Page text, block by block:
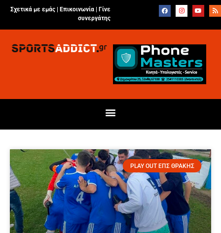
Σχετικά με εμάς | Επικοινωνία
Γίνε
συνεργάτης
PLAY OUT ΕΠΣ ΘΡΑΚΗΣ